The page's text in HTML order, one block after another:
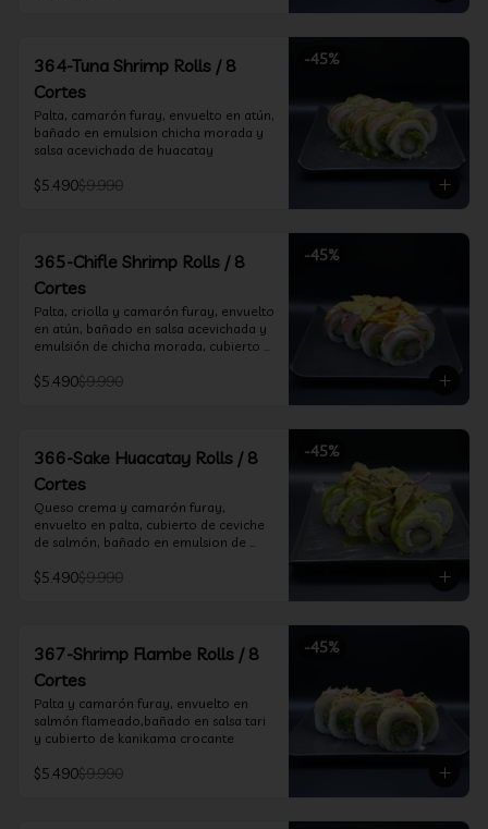
-45%
364-Tuna Shrimp Rolls / 8
Cortes
Palta, camarón furay, envuelto en atún,
bañado en emulsion chicha morada y
salsa acevichada de huacatay
$5.490$9.990
-45%
365-Chifle Shrimp Rolls / 8
Cortes
Palta, criolla y camarón furay, envuelto
en atún, bañado en salsa acevichada y
emulsión de chicha morada, cubierto
$5.490$9.990
-45%
366-Sake Huacatay Rolls / 8
Cortes
Queso crema y camarón furay,
envuelto en palta, cubierto de ceviche
de salmón, bañado en emulsion de
$5.490$9.990
-45%
367-Shrimp Flambe Rolls / 8
Cortes
Palta y camarón furay, envuelto en
salmón flameado,bañado en salsa tari
y cubierto de kanikama crocante
$5.490$9.990